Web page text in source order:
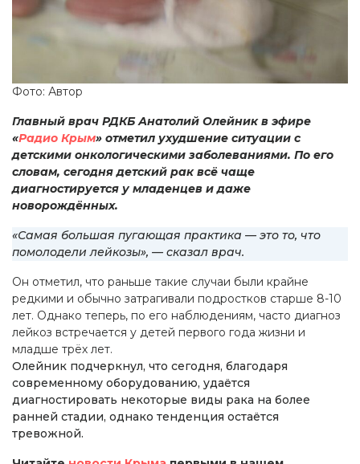
Фото: Автор
Главный врач РДКБ Анатолий Олейник в эфире
«Радио Крым» отметил ухудшение ситуации с
детскими онкологическими заболеваниями. По его
словам, сегодня детский рак всё чаще
диагностируется у младенцев и даже
новорождённых.
«Самая большая пугающая практика — это то, что
помолодели лейкозы», — сказал врач.
Он отметил, что раньше такие случаи были крайне
редкими и обычно затрагивали подростков старше 8-10
лет. Однако теперь, по его наблюдениям, часто диагноз
лейкоз встречается у детей первого года жизни и
младше трёх лет.
Олейник подчеркнул, что сегодня, благодаря
современному оборудованию, удаётся
диагностировать некоторые виды рака на более
ранней стадии, однако тенденция остаётся
тревожной.